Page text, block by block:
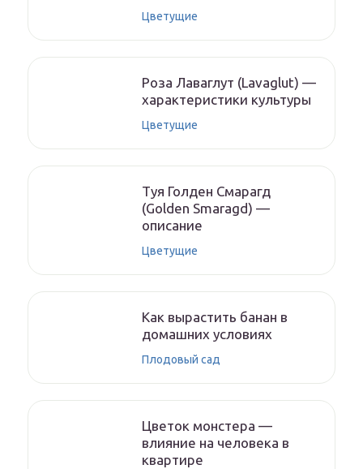
Цветущие
Роза Лаваглут (Lavaglut) —
характеристики культуры
Цветущие
Туя Голден Смарагд
(Golden Smaragd) —
описание
Цветущие
Как вырастить банан в
домашних условиях
Плодовый сад
Цветок монстера —
влияние на человека в
квартире